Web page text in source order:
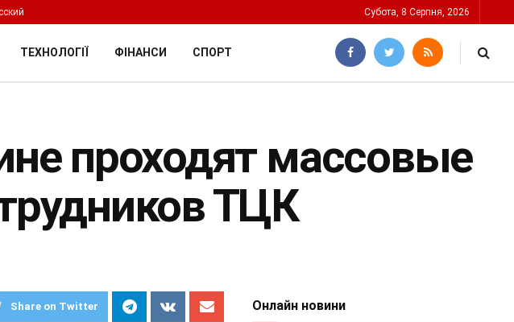
Субота, 8 Серпня, 2026
ТЕХНОЛОГІЇ ФІНАНСИ СПОРТ
проходят массовые
ТЦК
Share on Twitter Онлайн новини